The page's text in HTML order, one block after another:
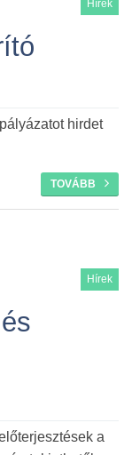
Hírek
hirdet
TOVÁBB
Hírek
a